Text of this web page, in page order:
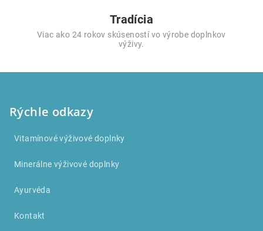
Tradícia
Viac ako 24 rokov skúseností vo výrobe doplnkov
výživy.
Rýchle odkazy
Vitamínové výživové doplnky
Minerálne výživové doplnky
Ayurvéda
Kontakt